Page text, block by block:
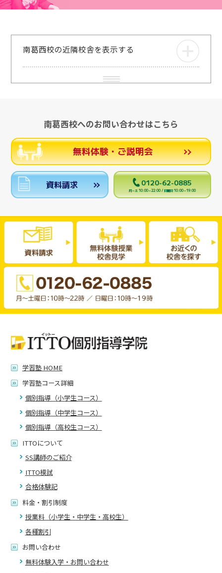
南葛西校の近隣校舎を表示する
南葛西校へのお問い合わせはこちら
無料体験・ご説明会
資料請求 0120-62-0885
月～土 10:00～22:00 / 日曜日 10:00～19:00
学習塾 HOME
学習塾コース詳細
個別指導（小学生コース）
個別指導（中学生コース）
個別指導（高校生コース）
ITTOについて
SS講師のご紹介
ITTO模試
合格体験記
料金・割引制度
授業料（小学生・中学生・高校生）
各種割引
お問い合わせ
無料体験入学・お問い合わせ